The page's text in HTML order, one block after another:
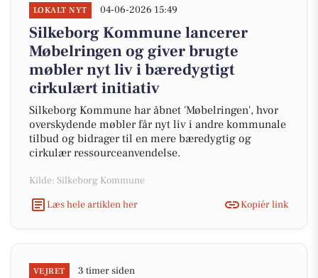
LOKALT NYT 04-06-2026 15:49
Silkeborg Kommune lancerer
Møbelringen og giver brugte
møbler nyt liv i bæredygtigt
cirkulært initiativ
Silkeborg Kommune har åbnet 'Møbelringen', hvor
overskydende møbler får nyt liv i andre kommunale
tilbud og bidrager til en mere bæredygtig og
cirkulær ressourceanvendelse.
Kilde: Silkeborg Kommune
Læs hele artiklen her
Kopiér link
VEJRET 3 timer siden